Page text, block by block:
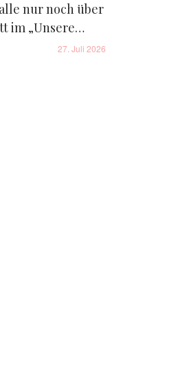
nur noch über
im „Unsere
Reboot – Fotos
27. Juli 2026